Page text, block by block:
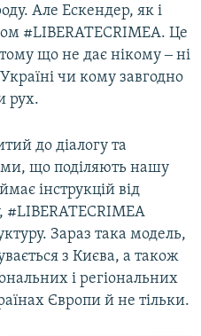
Але Ескендер, як і
#LIBERATECRIMEA. Це
що не дає нікому ‒ ні
Україні чи кому завгодно
рух.
до діалогу та
що поділяють нашу
інструкцій від
#LIBERATECRIMEA
Зараз така модель,
з Києва, а також
і регіональних
Європи й не тільки.